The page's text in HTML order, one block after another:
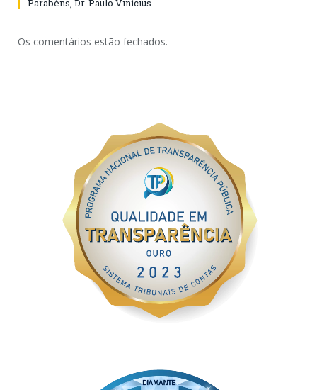
Parabéns, Dr. Paulo Vinícius
Os comentários estão fechados.